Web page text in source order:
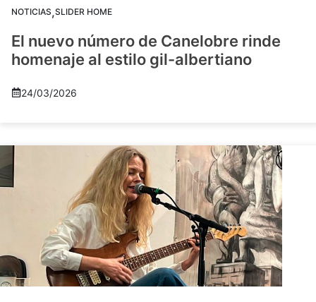
NOTICIAS,SLIDER HOME
El nuevo número de Canelobre rinde
homenaje al estilo gil-albertiano
24/03/2026